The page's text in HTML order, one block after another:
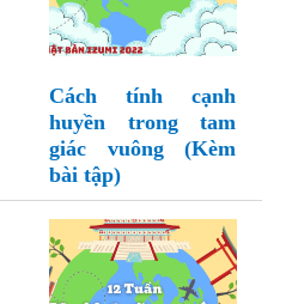
Cách tính cạnh
huyền trong tam
giác vuông (Kèm
bài tập)